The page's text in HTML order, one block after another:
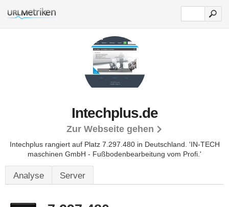
Intechplus.de
Zur Webseite gehen
Intechplus rangiert auf Platz 7.297.480 in Deutschland. 'IN-TECH
maschinen GmbH - Fußbodenbearbeitung vom Profi.'
Analyse Server